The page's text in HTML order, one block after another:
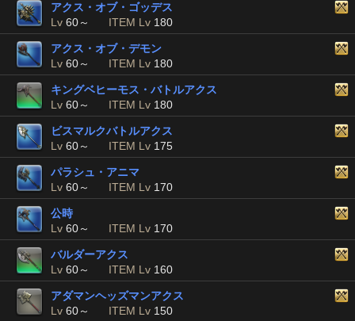
アクス・オブ・ゴッデス
Lv 60～ ITEM Lv 180
アクス・オブ・デモン
Lv 60～ ITEM Lv 180
キングベヒーモス・バトルアクス
Lv 60～ ITEM Lv 180
ビスマルクバトルアクス
Lv 60～ ITEM Lv 175
パラシュ・アニマ
Lv 60～ ITEM Lv 170
公時
Lv 60～ ITEM Lv 170
バルダーアクス
Lv 60～ ITEM Lv 160
アダマンヘッズマンアクス
Lv 60～ ITEM Lv 150